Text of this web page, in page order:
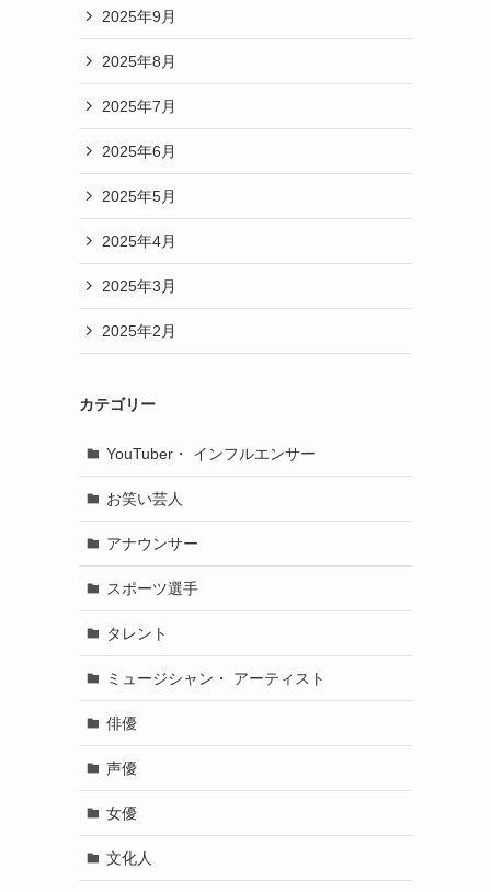
2025年9月
2025年8月
2025年7月
2025年6月
2025年5月
2025年4月
2025年3月
2025年2月
カテゴリー
YouTuber・ インフルエンサー
お笑い芸人
アナウンサー
スポーツ選手
タレント
ミュージシャン・ アーティスト
俳優
声優
女優
文化人